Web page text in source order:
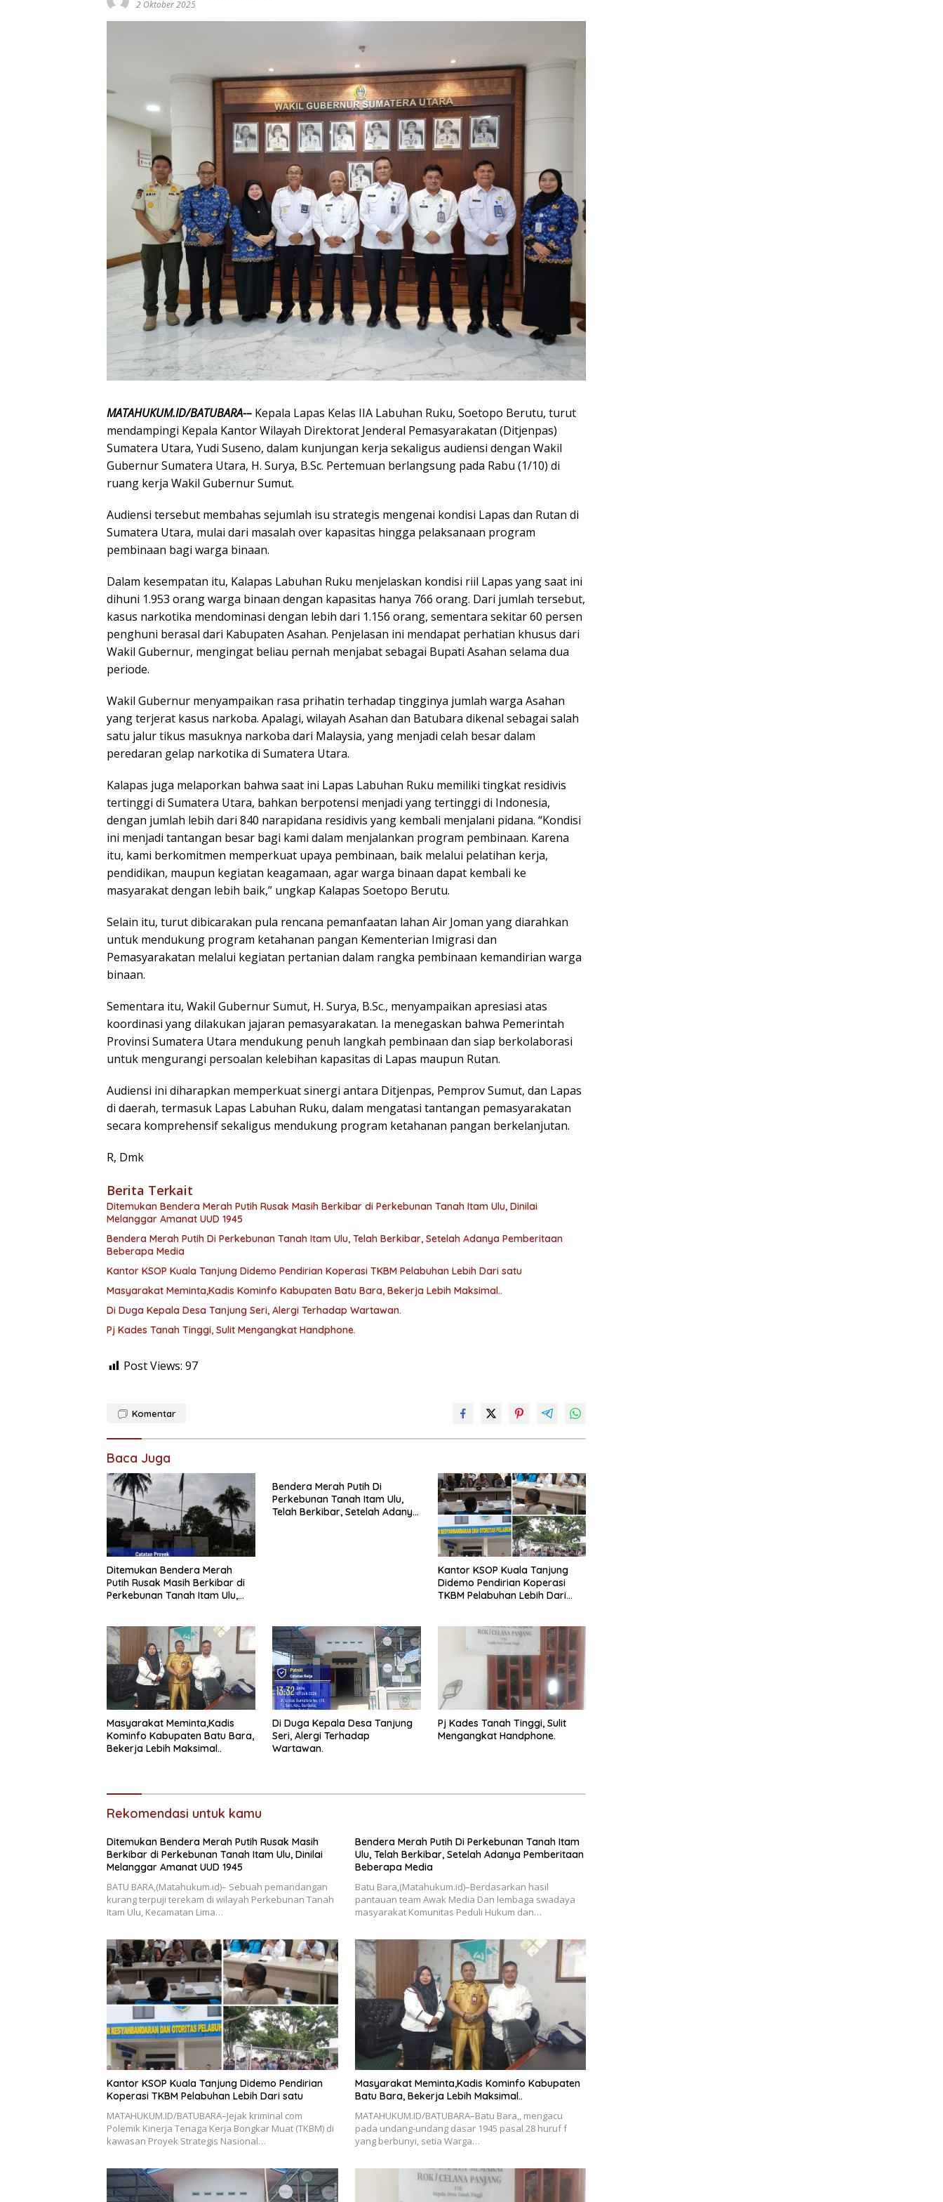
2 Oktober 2025
MATAHUKUM.ID/BATUBARA-– Kepala Lapas Kelas IIA Labuhan Ruku, Soetopo Berutu, turut
mendampingi Kepala Kantor Wilayah Direktorat Jenderal Pemasyarakatan (Ditjenpas)
Sumatera Utara, Yudi Suseno, dalam kunjungan kerja sekaligus audiensi dengan Wakil
Gubernur Sumatera Utara, H. Surya, B.Sc. Pertemuan berlangsung pada Rabu (1/10) di
ruang kerja Wakil Gubernur Sumut.
Audiensi tersebut membahas sejumlah isu strategis mengenai kondisi Lapas dan Rutan di
Sumatera Utara, mulai dari masalah over kapasitas hingga pelaksanaan program
pembinaan bagi warga binaan.
Dalam kesempatan itu, Kalapas Labuhan Ruku menjelaskan kondisi riil Lapas yang saat ini
dihuni 1.953 orang warga binaan dengan kapasitas hanya 766 orang. Dari jumlah tersebut,
kasus narkotika mendominasi dengan lebih dari 1.156 orang, sementara sekitar 60 persen
penghuni berasal dari Kabupaten Asahan. Penjelasan ini mendapat perhatian khusus dari
Wakil Gubernur, mengingat beliau pernah menjabat sebagai Bupati Asahan selama dua
periode.
Wakil Gubernur menyampaikan rasa prihatin terhadap tingginya jumlah warga Asahan
yang terjerat kasus narkoba. Apalagi, wilayah Asahan dan Batubara dikenal sebagai salah
satu jalur tikus masuknya narkoba dari Malaysia, yang menjadi celah besar dalam
peredaran gelap narkotika di Sumatera Utara.
Kalapas juga melaporkan bahwa saat ini Lapas Labuhan Ruku memiliki tingkat residivis
tertinggi di Sumatera Utara, bahkan berpotensi menjadi yang tertinggi di Indonesia,
dengan jumlah lebih dari 840 narapidana residivis yang kembali menjalani pidana. “Kondisi
ini menjadi tantangan besar bagi kami dalam menjalankan program pembinaan. Karena
itu, kami berkomitmen memperkuat upaya pembinaan, baik melalui pelatihan kerja,
pendidikan, maupun kegiatan keagamaan, agar warga binaan dapat kembali ke
masyarakat dengan lebih baik,” ungkap Kalapas Soetopo Berutu.
Selain itu, turut dibicarakan pula rencana pemanfaatan lahan Air Joman yang diarahkan
untuk mendukung program ketahanan pangan Kementerian Imigrasi dan
Pemasyarakatan melalui kegiatan pertanian dalam rangka pembinaan kemandirian warga
binaan.
Sementara itu, Wakil Gubernur Sumut, H. Surya, B.Sc., menyampaikan apresiasi atas
koordinasi yang dilakukan jajaran pemasyarakatan. Ia menegaskan bahwa Pemerintah
Provinsi Sumatera Utara mendukung penuh langkah pembinaan dan siap berkolaborasi
untuk mengurangi persoalan kelebihan kapasitas di Lapas maupun Rutan.
Audiensi ini diharapkan memperkuat sinergi antara Ditjenpas, Pemprov Sumut, dan Lapas
di daerah, termasuk Lapas Labuhan Ruku, dalam mengatasi tantangan pemasyarakatan
secara komprehensif sekaligus mendukung program ketahanan pangan berkelanjutan.
R, Dmk
Berita Terkait
Ditemukan Bendera Merah Putih Rusak Masih Berkibar di Perkebunan Tanah Itam Ulu, Dinilai
Melanggar Amanat UUD 1945
Bendera Merah Putih Di Perkebunan Tanah Itam Ulu, Telah Berkibar, Setelah Adanya Pemberitaan
Beberapa Media
Kantor KSOP Kuala Tanjung Didemo Pendirian Koperasi TKBM Pelabuhan Lebih Dari satu
Masyarakat Meminta,Kadis Kominfo Kabupaten Batu Bara, Bekerja Lebih Maksimal..
Di Duga Kepala Desa Tanjung Seri, Alergi Terhadap Wartawan.
Pj Kades Tanah Tinggi, Sulit Mengangkat Handphone.
Post Views: 97
Komentar
Baca Juga
Ditemukan Bendera Merah
Putih Rusak Masih Berkibar di
Perkebunan Tanah Itam Ulu,
Bendera Merah Putih Di
Perkebunan Tanah Itam Ulu,
Telah Berkibar, Setelah Adanya
Kantor KSOP Kuala Tanjung
Didemo Pendirian Koperasi
TKBM Pelabuhan Lebih Dari
Masyarakat Meminta,Kadis
Kominfo Kabupaten Batu Bara,
Bekerja Lebih Maksimal..
Di Duga Kepala Desa Tanjung
Seri, Alergi Terhadap
Wartawan.
Pj Kades Tanah Tinggi, Sulit
Mengangkat Handphone.
Rekomendasi untuk kamu
Ditemukan Bendera Merah Putih Rusak Masih
Berkibar di Perkebunan Tanah Itam Ulu, Dinilai
Melanggar Amanat UUD 1945
BATU BARA,(Matahukum.id)– Sebuah pemandangan
kurang terpuji terekam di wilayah Perkebunan Tanah
Itam Ulu, Kecamatan Lima…
Bendera Merah Putih Di Perkebunan Tanah Itam
Ulu, Telah Berkibar, Setelah Adanya Pemberitaan
Beberapa Media
Batu Bara,(Matahukum.id)–Berdasarkan hasil
pantauan team Awak Media Dan lembaga swadaya
masyarakat Komunitas Peduli Hukum dan…
Kantor KSOP Kuala Tanjung Didemo Pendirian
Koperasi TKBM Pelabuhan Lebih Dari satu
MATAHUKUM.ID/BATUBARA–Jejak kriminal com
Polemik Kinerja Tenaga Kerja Bongkar Muat (TKBM) di
kawasan Proyek Strategis Nasional…
Masyarakat Meminta,Kadis Kominfo Kabupaten
Batu Bara, Bekerja Lebih Maksimal..
MATAHUKUM.ID/BATUBARA–Batu Bara,, mengacu
pada undang-undang dasar 1945 pasal 28 huruf f
yang berbunyi, setia Warga…